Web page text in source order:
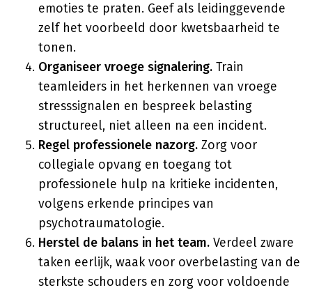
emoties te praten. Geef als leidinggevende
zelf het voorbeeld door kwetsbaarheid te
tonen.
Organiseer vroege signalering. Train
teamleiders in het herkennen van vroege
stresssignalen en bespreek belasting
structureel, niet alleen na een incident.
Regel professionele nazorg. Zorg voor
collegiale opvang en toegang tot
professionele hulp na kritieke incidenten,
volgens erkende principes van
psychotraumatologie.
Herstel de balans in het team. Verdeel zware
taken eerlijk, waak voor overbelasting van de
sterkste schouders en zorg voor voldoende